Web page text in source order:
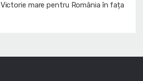
Victorie mare pentru România în fața